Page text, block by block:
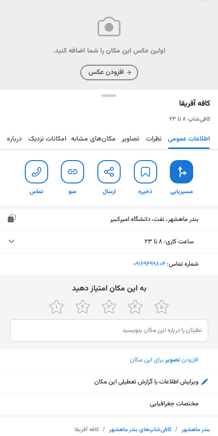
اولین عکس این مکان را شما اضافه کنید.
افزودن عکس
کافه آفریقا
کافی‌شاپ ۸ تا ۲۳
مسیریابی ذخیره ارسال منو تماس اطلاعات عمومی نظرات تصاویر مکان‌های مشابه امکانات نزدیک درباره
مسیریابی ذخیره ارسال منو تماس
بندر ماهشهر، نفت، دانشگاه امیرکبیر
ساعت کاری: ۸ تا ۲۳
دوشنبه (امروز)
پنجشنبه
۸ تا ۲۳
جمعه
۸ تا ۲۳
شنبه
یکشنبه
شماره تماس: ‎09169499804
ﺑﻪ اﯾﻦ ﻣﮑﺎن اﻣﺘﯿﺎز دﻫﯿﺪ
افزودنتصویربرای این مکان
ویرایش اطلاعات یا گزارش تعطیلی این مکان
مختصات جغرافیایی
بندر ماهشهر / کافی‌شاپ‌های بندر ماهشهر / کافه آفریقا